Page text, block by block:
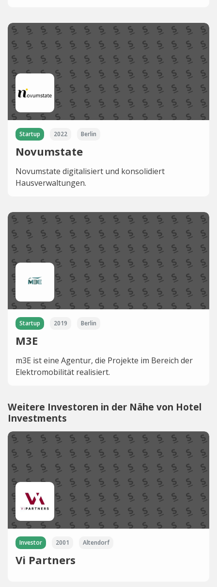
Startup 2022 Berlin
Novumstate
Novumstate digitalisiert und konsolidiert
Hausverwaltungen.
Startup 2019 Berlin
M3E
m3E ist eine Agentur, die Projekte im Bereich der
Elektromobilität realisiert.
Weitere Investoren in der Nähe von Hotel
Investments
Investor 2001 Altendorf
Vi Partners